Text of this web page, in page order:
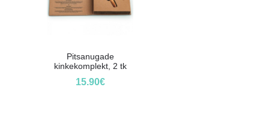
Pitsanugade
kinkekomplekt, 2 tk
15.90€